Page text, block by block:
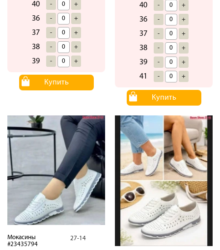
40 - +
36 - +
37 - +
38 - +
39 - +
Купить
40 - +
36 - +
37 - +
38 - +
39 - +
41 - +
Купить
Мокасины
#23435794
27-14